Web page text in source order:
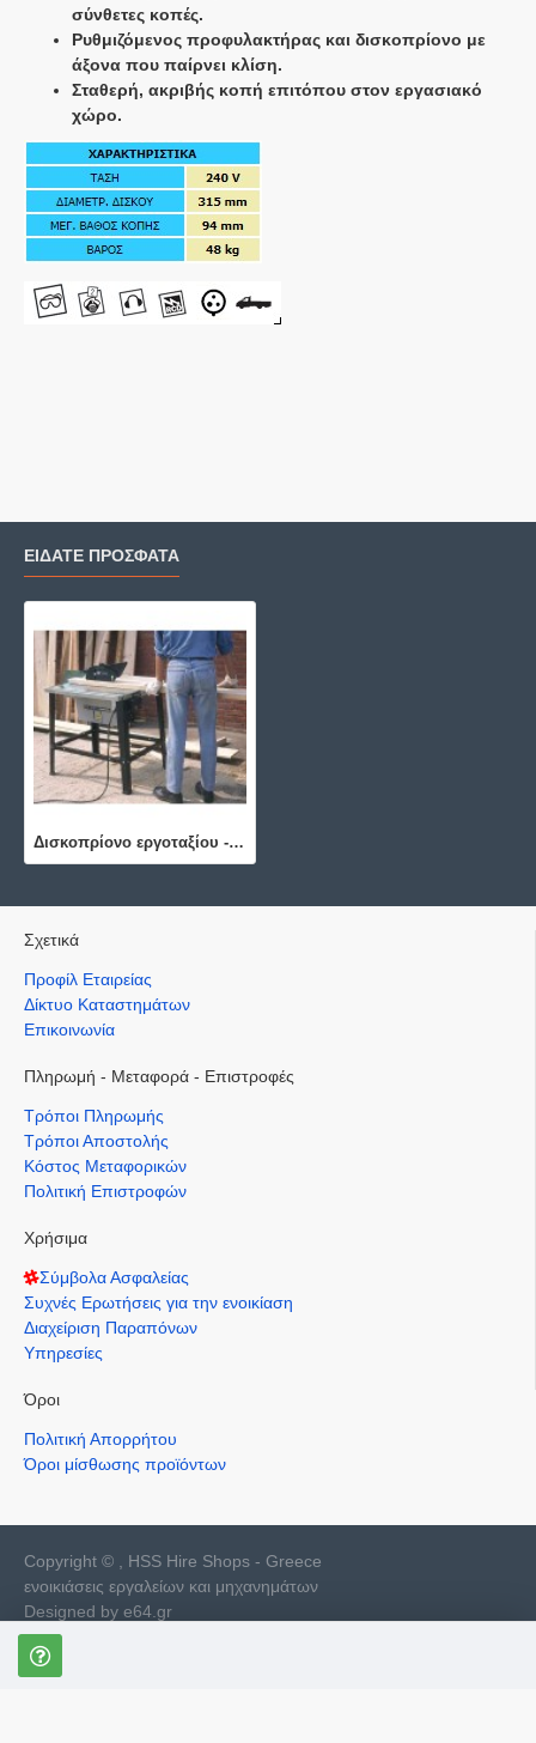
σύνθετες κοπές.
Ρυθμιζόμενος προφυλακτήρας και δισκοπρίονο με
άξονα που παίρνει κλίση.
Σταθερή, ακριβής κοπή επιτόπου στον εργασιακό
χώρο.
ΕΙΔΑΤΕ ΠΡΟΣΦΑΤΑ
Δισκοπρίονο εργοταξίου - 03311
Σχετικά
Προφίλ Εταιρείας
Δίκτυο Καταστημάτων
Επικοινωνία
Πληρωμή - Μεταφορά - Επιστροφές
Τρόποι Πληρωμής
Τρόποι Αποστολής
Κόστος Μεταφορικών
Πολιτική Επιστροφών
Χρήσιμα
Σύμβολα Ασφαλείας
Συχνές Ερωτήσεις για την ενοικίαση
Διαχείριση Παραπόνων
Υπηρεσίες
Όροι
Πολιτική Απορρήτου
Όροι μίσθωσης προϊόντων
Copyright © , HSS Hire Shops - Greece
ενοικιάσεις εργαλείων και μηχανημάτων
Designed by e64.gr